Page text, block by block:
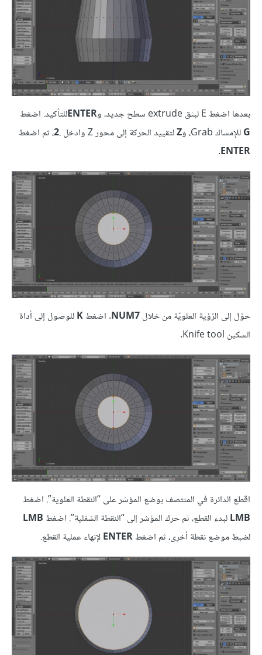
بعدها اضغط E لبثق extrude سطح جديد، و ENTERللتأكيد. اضغط
Gللإمساك Grab، و Zلتقييد الحركة إلى محور Z وادخل . 2، ثم اضغط
ENTER
.
حوّل إلى الرّؤية العلويّة من خلالNUM7. اضغطKللوصول إلى أداة
السكين Knife tool.
اقطع الدائرة في المنتصف بوضع المؤشر على “النقطة العلوية”. اضغط
LMBلبدء القطع، ثم حرك المؤشر إلى “النقطة السّفلية”. اضغطLMB
لضبط موضع نقطة أخرى، ثم اضغطENTERلإنهاء عملية القطع.